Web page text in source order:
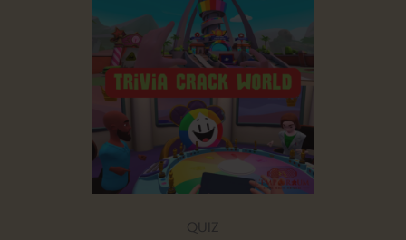
QUIZ